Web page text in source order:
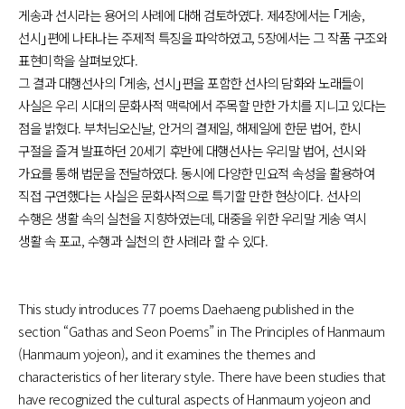
게송과 선시라는 용어의 사례에 대해 검토하였다. 제4장에서는 ｢게송,
선시｣편에 나타나는 주제적 특징을 파악하였고, 5장에서는 그 작품 구조와
표현미학을 살펴보았다.
그 결과 대행선사의 ｢게송, 선시｣편을 포함한 선사의 담화와 노래들이
사실은 우리 시대의 문화사적 맥락에서 주목할 만한 가치를 지니고 있다는
점을 밝혔다. 부처님오신날, 안거의 결제일, 해제일에 한문 법어, 한시
구절을 즐겨 발표하던 20세기 후반에 대행선사는 우리말 법어, 선시와
가요를 통해 법문을 전달하였다. 동시에 다양한 민요적 속성을 활용하여
직접 구연했다는 사실은 문화사적으로 특기할 만한 현상이다. 선사의
수행은 생활 속의 실천을 지향하였는데, 대중을 위한 우리말 게송 역시
생활 속 포교, 수행과 실천의 한 사례라 할 수 있다.
This study introduces 77 poems Daehaeng published in the
section “Gathas and Seon Poems” in The Principles of Hanmaum
(Hanmaum yojeon), and it examines the themes and
characteristics of her literary style. There have been studies that
have recognized the cultural aspects of Hanmaum yojeon and